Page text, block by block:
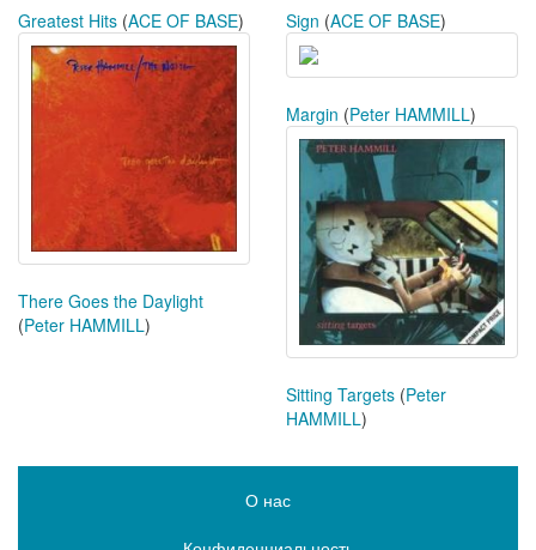
Greatest Hits (ACE OF BASE) Sign (ACE OF BASE)
There Goes the Daylight
(Peter HAMMILL)
Margin (Peter HAMMILL)
Sitting Targets (Peter
HAMMILL)
О нас